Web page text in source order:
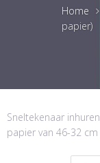
Home
papier)
Sneltekenaar
papier van 46-32